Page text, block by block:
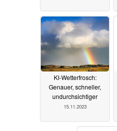
KI-Wetterfrosch:
Genauer, schneller,
undurchsichtiger
15.11.2023